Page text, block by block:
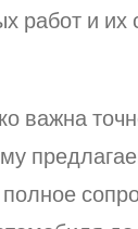
работ и их
важна